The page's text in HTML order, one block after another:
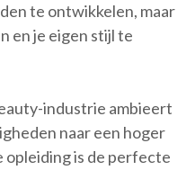
te ontwikkelen, maar
en je eigen stijl te
industrie ambieert
naar een hoger
opleiding is de perfecte